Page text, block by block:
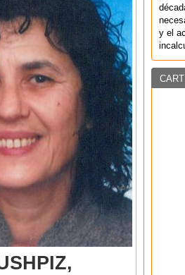
y el